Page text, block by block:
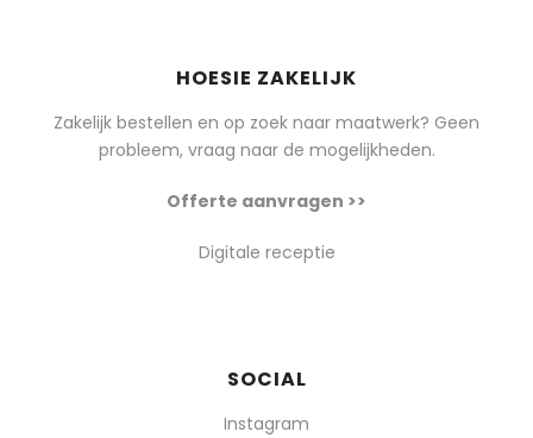
HOESIE ZAKELIJK
Zakelijk bestellen en op zoek naar maatwerk? Geen
probleem, vraag naar de mogelijkheden.
Offerte aanvragen >>
Digitale receptie
SOCIAL
Instagram